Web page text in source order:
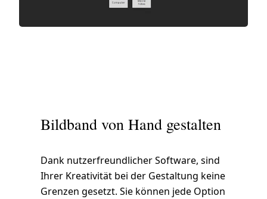
Bildband von Hand gestalten
Dank nutzerfreundlicher Software, sind
Ihrer Kreativität bei der Gestaltung keine
Grenzen gesetzt. Sie können jede Option